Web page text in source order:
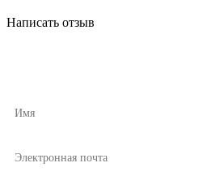
Написать отзыв